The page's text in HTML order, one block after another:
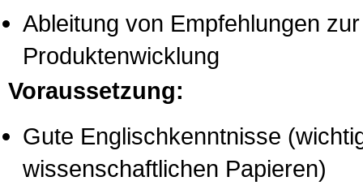
Ableitung von Empfehlungen
Produktenwicklung
Voraussetzung:
Gute Englischkenntnisse
wissenschaftlichen Papieren)